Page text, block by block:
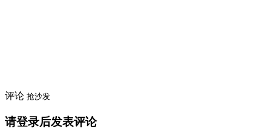
评论 抢沙发
请登录后发表评论